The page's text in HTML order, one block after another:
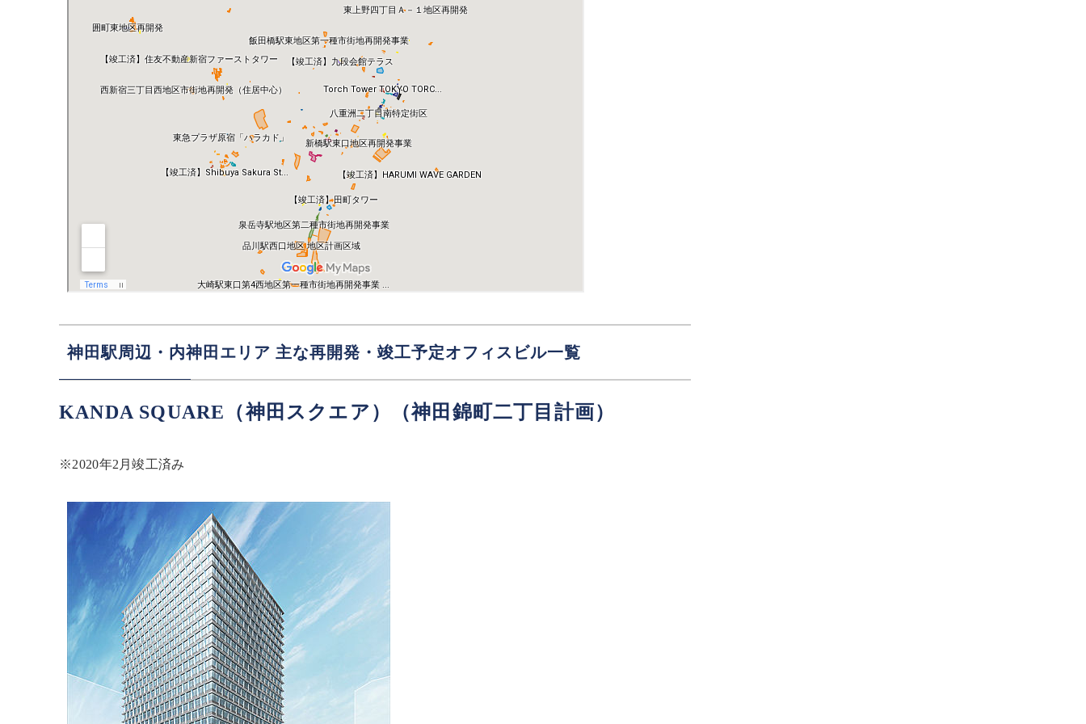
神田駅周辺・内神田エリア 主な再開発・竣工予定オフィスビル一覧
KANDA SQUARE（神田スクエア）（神田錦町二丁目計画）
※2020年2月竣工済み